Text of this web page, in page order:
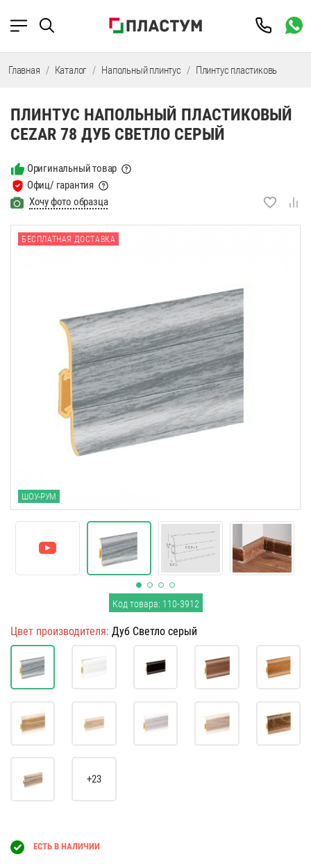
Главная Каталог Напольный плинтус Плинтус пластиковый
ПЛИНТУС НАПОЛЬНЫЙ ПЛАСТИКОВЫЙ
CEZAR 78 ДУБ СВЕТЛО СЕРЫЙ
Оригинальный товар
Офиц/ гарантия
Хочу фото образца
БЕСПЛАТНАЯ ДОСТАВКА
ШОУ-РУМ
Код товара: 110-3912
Цвет производителя: Дуб Светло серый
+23
ЕСТЬ В НАЛИЧИИ